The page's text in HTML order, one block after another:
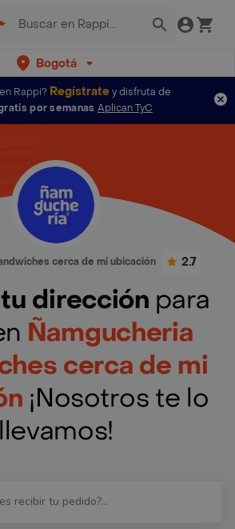
Bogotá
Rappi? Regístratey disfruta de
por semanas Aplican TyC
cerca de mi ubicación 2.7
dirección para
Ñamgucheria
cerca de mi
¡Nosotros te lo
llevamos!